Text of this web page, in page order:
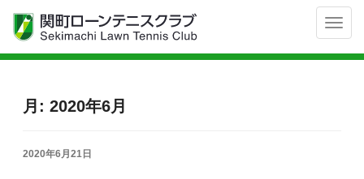
月: 2020年6月
投
2020年6月21日